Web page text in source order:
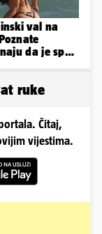
val na
da je spas
ruke
Čitaj,
vijestima.